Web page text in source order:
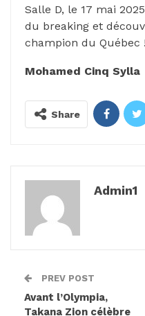
Salle D, le 17 mai
du breaking et
champion du Québec !
Mohamed Cinq Sylla
Share
Admin1
PREV POST
Avant l’Olympia,
Takana Zion célèbre